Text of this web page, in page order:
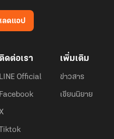
ลดแอป
ดต่อเรา
LINE Official
Facebook
Tiktok
เพิ่มเติม
ข่าวสาร
เขียนนิยาย